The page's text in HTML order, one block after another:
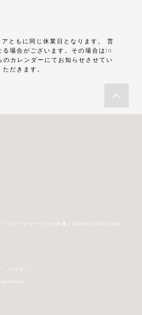
ともに同じ休業日となります。 営
る場合がございます。その場合はin
のカレンダーにてお知らせさせてい
ただきます。
イズアジャーニーの本棚 / BOOKS+KOTOBA
ソロザノ